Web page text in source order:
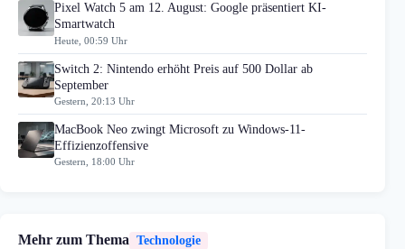
Pixel Watch 5 am 12. August: Google präsentiert KI-
Smartwatch
Heute, 00:59 Uhr
Switch 2: Nintendo erhöht Preis auf 500 Dollar ab
September
Gestern, 20:13 Uhr
MacBook Neo zwingt Microsoft zu Windows-11-
Effizienzoffensive
Gestern, 18:00 Uhr
Mehr zum Thema Technologie